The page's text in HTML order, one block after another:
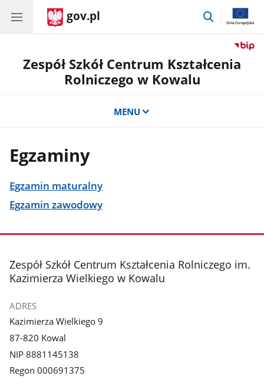
gov.pl
przejdź
Zespół Szkół Centrum Kształcenia
Rolniczego w Kowalu
MENU
Egzaminy
Egzamin maturalny
Egzamin zawodowy
stopka
Zespół Szkół Centrum Kształcenia Rolniczego im.
Kazimierza Wielkiego w Kowalu
ADRES
Kazimierza Wielkiego 9
87-820 Kowal
NIP 8881145138
Regon 000691375